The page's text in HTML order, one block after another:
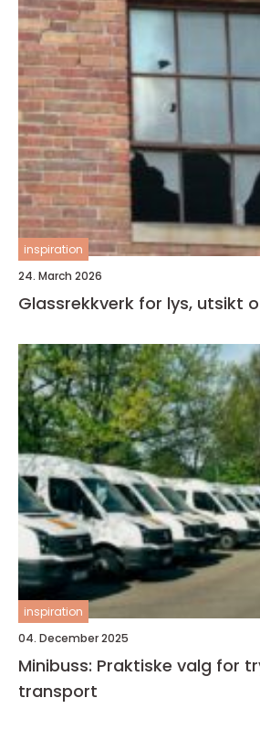
inspiration
24. March 2026
Glassrekkverk for lys, utsikt
inspiration
04. December 2025
Minibuss: Praktiske valg for
transport